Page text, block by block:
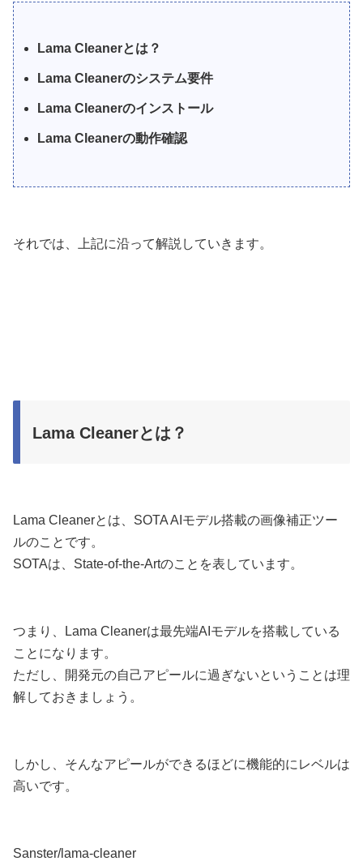
Lama Cleanerとは？
Lama Cleanerのシステム要件
Lama Cleanerのインストール
Lama Cleanerの動作確認
それでは、上記に沿って解説していきます。
Lama Cleanerとは？
Lama Cleanerとは、SOTA AIモデル搭載の画像補正ツー
ルのことです。
SOTAは、State-of-the-Artのことを表しています。
つまり、Lama Cleanerは最先端AIモデルを搭載している
ことになります。
ただし、開発元の自己アピールに過ぎないということは理
解しておきましょう。
しかし、そんなアピールができるほどに機能的にレベルは
高いです。
Sanster/lama-cleaner